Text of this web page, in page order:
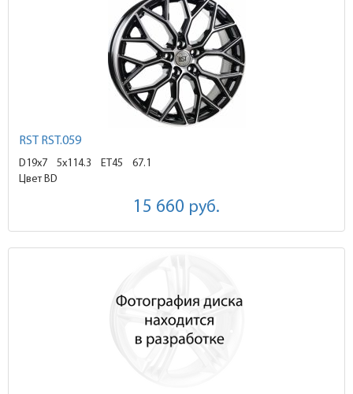
RST RST.059
D19x7 5x114.3 ET45
67.1
Цвет BD
15 660 руб.